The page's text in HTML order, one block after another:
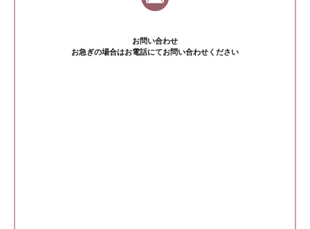
お問い合わせ
お急ぎの場合はお電話にてお問い合わせください